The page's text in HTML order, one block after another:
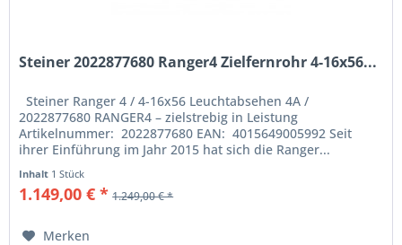
Steiner 2022877680 Ranger4 Zielfernrohr 4-16x56...
Steiner Ranger 4 / 4-16x56 Leuchtabsehen 4A /
2022877680 RANGER4 – zielstrebig in Leistung
Artikelnummer: 2022877680 EAN: 4015649005992 Seit
ihrer Einführung im Jahr 2015 hat sich die Ranger...
Inhalt 1 Stück
1.149,00 € * 1.249,00 € *
Merken